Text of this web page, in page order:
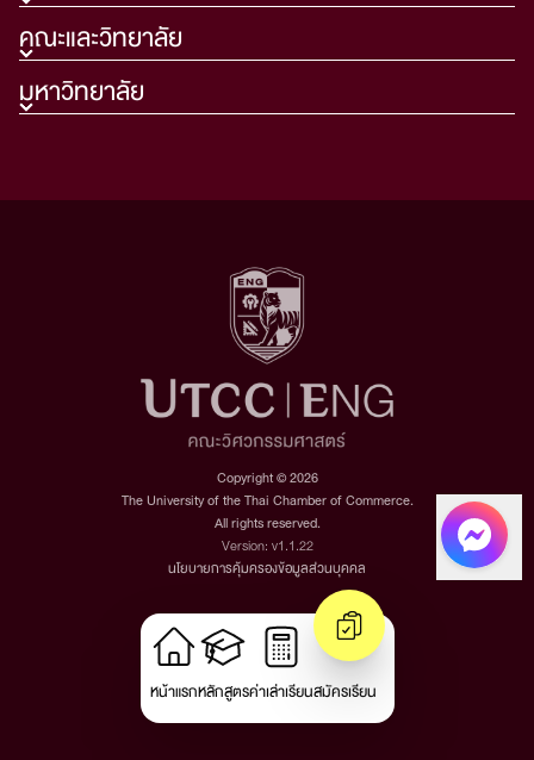
หน้าแรกหลักสูตรค่าเล่าเรียนสมัครเรียน
คณะและวิทยาลัย
มหาวิทยาลัย
Copyright © 2026
The University of the Thai Chamber of Commerce.
All rights reserved.
Version: v1.1.22
นโยบายการคุ้มครองข้อมูลส่วนบุคคล